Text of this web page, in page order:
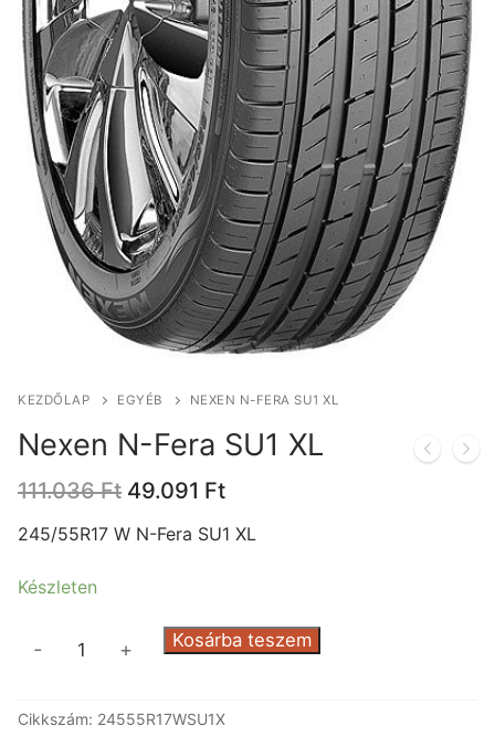
KEZDŐLAP EGYÉB NEXEN N-FERA SU1 XL
Nexen N-Fera SU1 XL
111.036Ft Original
was:
49.091 FtCurrent
is:
245/55R17 W N-Fera SU1 XL
Készleten
SU1
- + Kosárba teszem
Cikkszám: 24555R17WSU1X